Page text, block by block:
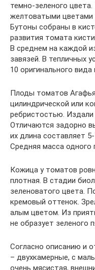
темно-зеленого
желтоватыми цветами
Бутоны собраны в
развития томата
В среднем на каждой
завязей. В тепличных
10 оригинального
Плоды томатов
цилиндрической или
ребристостью. Издали
Отличаются задорно
их длина составляет
Средняя масса одного
Кожица у томатов
плотная. В стадии
зеленоватого цвета.
кремовый оттенок.
алым цветом. Из
не образует зеленого
Согласно описанию и
– двухкамерные, с
очень мясистая,